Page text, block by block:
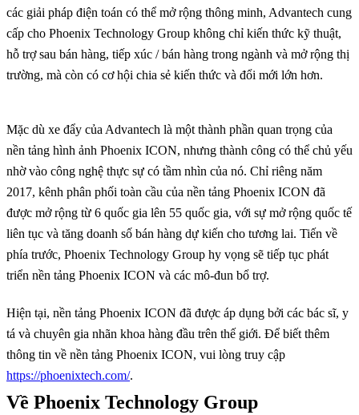
các giải pháp điện toán có thể mở rộng thông minh, Advantech cung
cấp cho Phoenix Technology Group không chỉ kiến thức kỹ thuật,
hỗ trợ sau bán hàng, tiếp xúc / bán hàng trong ngành và mở rộng thị
trường, mà còn có cơ hội chia sẻ kiến thức và đổi mới lớn hơn.
Mặc dù xe đẩy của Advantech là một thành phần quan trọng của
nền tảng hình ảnh Phoenix ICON, nhưng thành công có thể chủ yếu
nhờ vào công nghệ thực sự có tầm nhìn của nó. Chỉ riêng năm
2017, kênh phân phối toàn cầu của nền tảng Phoenix ICON đã
được mở rộng từ 6 quốc gia lên 55 quốc gia, với sự mở rộng quốc tế
liên tục và tăng doanh số bán hàng dự kiến cho tương lai. Tiến về
phía trước, Phoenix Technology Group hy vọng sẽ tiếp tục phát
triển nền tảng Phoenix ICON và các mô-đun bổ trợ.
Hiện tại, nền tảng Phoenix ICON đã được áp dụng bởi các bác sĩ, y
tá và chuyên gia nhãn khoa hàng đầu trên thế giới. Để biết thêm
thông tin về nền tảng Phoenix ICON, vui lòng truy cập
https://phoenixtech.com/.
Về Phoenix Technology Group